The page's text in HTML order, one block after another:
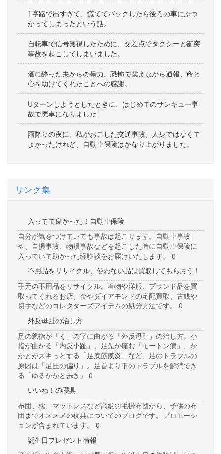
T字路で出すぎて、慌ててバックしたら後ろの車にぶつ
かってしまったという話。
自転車で信号無視したために、交差点でタクシーと衝突
事故を起こしてしまいました。
酒に酔った夫からの暴力。恐怖で震えながら通報、命と
心を助けてくれたことへの感謝。
Uターンしようとしたときに、はじめてのサンキュー事
故で廃車になりました
雨降りの夜に、私がおこした交通事故。人身ではなくて
よかったけれど、自動車保険はかなり上がりました。
リンク集
入ってて良かった！自動車保険
自分が気をつけていても事故は起こります。自動車事故
や、自損事故、物損事故などを起こした時に自動車保険に
入っていて助かった経験談をお届けいたします。 0
不用品をリサイクル、使わない品は買取してもらおう！
手元の不用品をリサイクル。着物や洋服、ブランド品を買
取ってくれるお店、金やダイアモンドの宅配買取、古銭や
切手などのコレクターズアイテムの処分方法です。 0
外反母趾の治し方
足の親指が「く」の字に曲がる「外反母趾」の治し方。小
指が曲がる「内反小趾」、足先が痛む「モートン病」、か
かとがズキっとする「足底筋膜炎」など、足のトラブルの
原因は「足圧の偏り」。足首より下のトラブルを解消でき
る「ゆるかかと歩き」 0
いいね！の寝具
布団、枕、マットレスなど高級羽毛掛布団から、子供の布
団までオススメの寝具についてのブログです。プロモーシ
ョンが含まれています。 0
誕生日プレゼント情報